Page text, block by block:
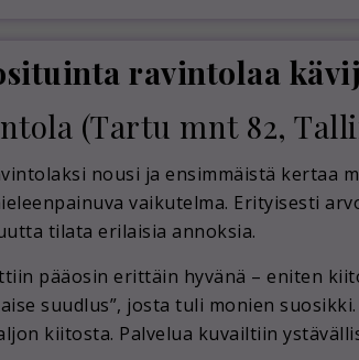
ravintolaa
(Tartu mnt 82,
nousi ja ensimmäistä kertaa
vaikutelma. Erityisesti
tilata erilaisia annoksia.
pääosin erittäin hyvänä – eniten
suudlus”, josta tuli monien
kiitosta. Palvelua kuvailtiin